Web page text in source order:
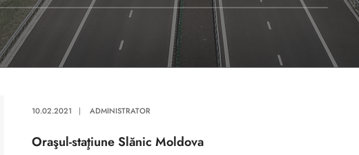
10.02.2021 | ADMINISTRATOR
Oraşul-staţiune Slănic Moldova